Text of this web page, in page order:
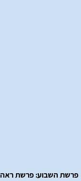
פרשת השבוע: פרשת ראה